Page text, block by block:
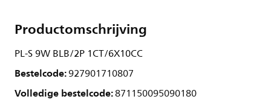
Productomschrijving
PL-S 9W BLB/2P 1CT/6X10CC
Bestelcode:927901710807
Volledige bestelcode:871150095090180